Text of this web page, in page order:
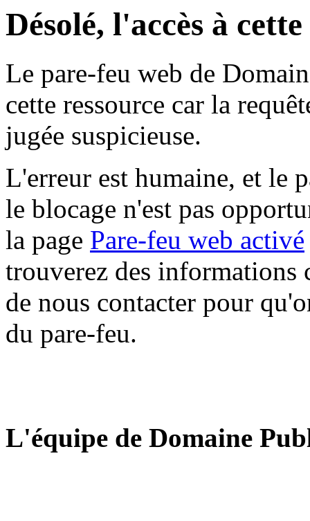
Désolé, l'accès à
Le pare-feu web de
cette ressource car la
jugée suspicieuse.
L'erreur est humaine, et le
le blocage n'est pas
la page Pare-feu web activé
trouverez des informations
de nous contacter pour
du pare-feu.
L'équipe de Domaine